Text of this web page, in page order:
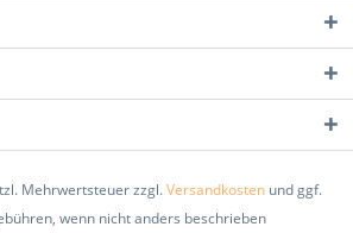
Mehrwertsteuer zzgl.Versandkosten und ggf.
wenn nicht anders beschrieben